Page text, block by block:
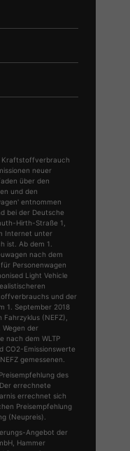
Kraftstoffverbrauch
neuer
über den
und den
entnommen
bei der Deutsche
Hirth-Straße 1,
Internet unter
ist. Ab dem 1.
nach dem
Personenwagen
Light Vehicle
und der
1. September 2018
(NEFZ),
der
nach dem WLTP
CO2-Emissionswerte
gemessenen.
des
errechnete
errechnet sich
Preisempfehlung
(Neupreis).
Angebot der
Hammer